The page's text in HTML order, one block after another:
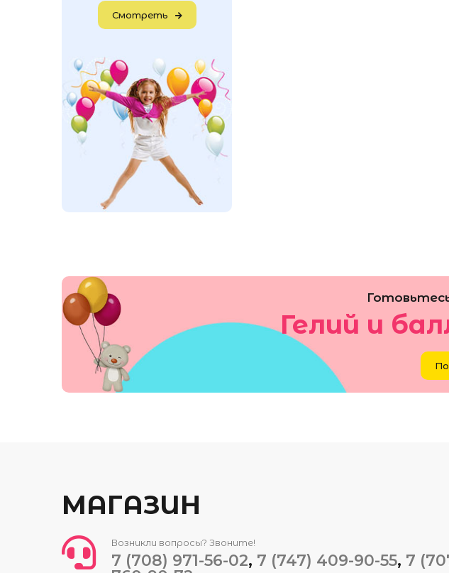
Смотреть
Гелий и
МАГАЗИН
Возникли вопросы? Звоните!
7 (708) 971-56-02, 7 (747) 409-90-55, 7